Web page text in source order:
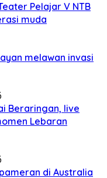
Pelajar V NTB
muda
melawan invasi
Beraringan, live
Lebaran
di Australia